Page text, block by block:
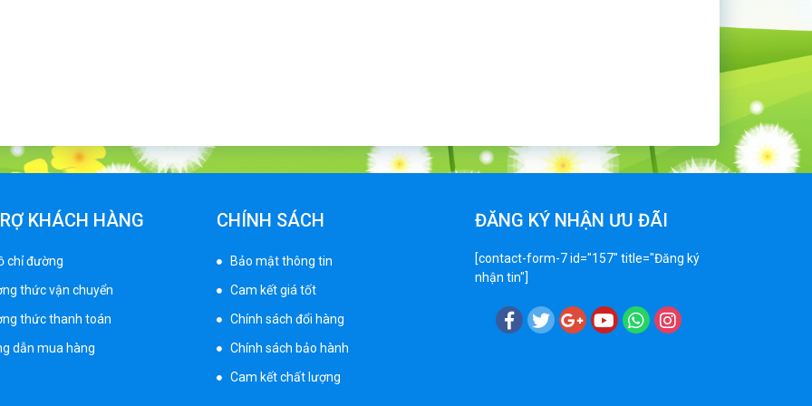
KHÁCH HÀNG
chỉ đường
thức vận chuyển
thức thanh toán
dẫn mua hàng
CHÍNH SÁCH
Bảo mật thông tin
Cam kết giá tốt
Chính sách đổi hàng
Chính sách bảo hành
Cam kết chất lượng
ĐĂNG KÝ NHẬN ƯU ĐÃI
[contact-form-7 id="157" title="Đăng ký
nhận tin"]